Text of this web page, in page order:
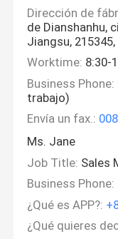
Dirección de
de Dianshanhu,
Jiangsu, 215345,
Worktime: 8:30-
Business Phone:
trabajo)
Envía un fax.:
Ms. Jane
Job Title: Sales
Business Phone:
¿Qué es APP?:
¿Qué quieres